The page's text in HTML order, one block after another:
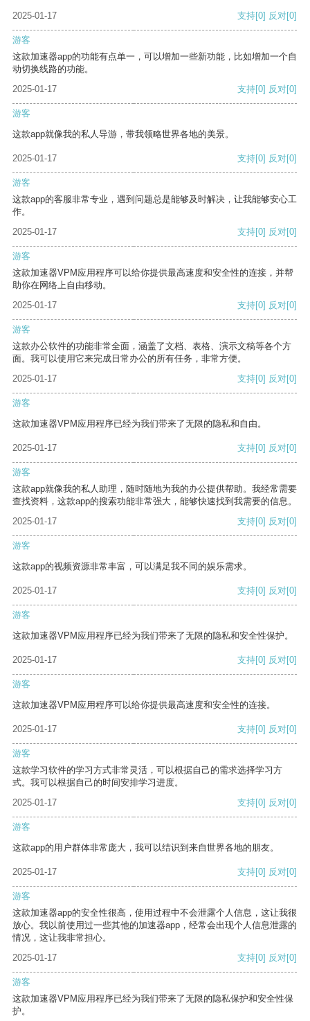
2025-01-17
支持[0] 反对[0]
游客
这款加速器app的功能有点单一，可以增加一些新功能，比如增加一个自
动切换线路的功能。
2025-01-17
支持[0] 反对[0]
游客
这款app就像我的私人导游，带我领略世界各地的美景。
2025-01-17 支持[0] 反对[0]
游客
这款app的客服非常专业，遇到问题总是能够及时解决，让我能够安心工
作。
2025-01-17
支持[0] 反对[0]
游客
这款加速器VPM应用程序可以给你提供最高速度和安全性的连接，并帮
助你在网络上自由移动。
2025-01-17
支持[0] 反对[0]
游客
这款办公软件的功能非常全面，涵盖了文档、表格、演示文稿等各个方
面。我可以使用它来完成日常办公的所有任务，非常方便。
2025-01-17
支持[0] 反对[0]
游客
这款加速器VPM应用程序已经为我们带来了无限的隐私和自由。
2025-01-17 支持[0] 反对[0]
游客
这款app就像我的私人助理，随时随地为我的办公提供帮助。我经常需要
查找资料，这款app的搜索功能非常强大，能够快速找到我需要的信息。
2025-01-17
支持[0] 反对[0]
游客
这款app的视频资源非常丰富，可以满足我不同的娱乐需求。
2025-01-17 支持[0] 反对[0]
游客
这款加速器VPM应用程序已经为我们带来了无限的隐私和安全性保护。
2025-01-17 支持[0] 反对[0]
游客
这款加速器VPM应用程序可以给你提供最高速度和安全性的连接。
2025-01-17 支持[0] 反对[0]
游客
这款学习软件的学习方式非常灵活，可以根据自己的需求选择学习方
式。我可以根据自己的时间安排学习进度。
2025-01-17
支持[0] 反对[0]
游客
这款app的用户群体非常庞大，我可以结识到来自世界各地的朋友。
2025-01-17 支持[0] 反对[0]
游客
这款加速器app的安全性很高，使用过程中不会泄露个人信息，这让我很
放心。我以前使用过一些其他的加速器app，经常会出现个人信息泄露的
情况，这让我非常担心。
2025-01-17
支持[0] 反对[0]
游客
这款加速器VPM应用程序已经为我们带来了无限的隐私保护和安全性保
护。